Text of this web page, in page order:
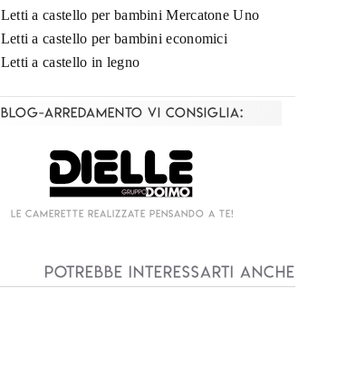
Letti a castello per bambini Mercatone Uno
Letti a castello per bambini economici
Letti a castello in legno
Blog-Arredamento vi consiglia:
Potrebbe interessarti anche